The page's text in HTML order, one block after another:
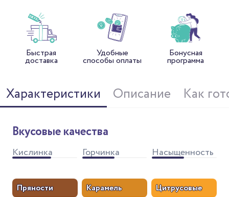
Быстрая
доставка
Удобные
способы оплаты
Бонусная
программа
Характеристики Описание Как
Вкусовые качества
Кислинка Горчинка Насыщенность
Пряности Карамель
Цитрусовые